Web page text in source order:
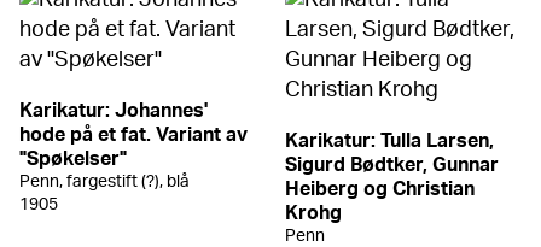
Karikatur: Johannes'
hode på et fat. Variant av
"Spøkelser"
Penn, fargestift (?), blå
1905
Karikatur: Tulla Larsen,
Sigurd Bødtker, Gunnar
Heiberg og Christian
Krohg
Penn